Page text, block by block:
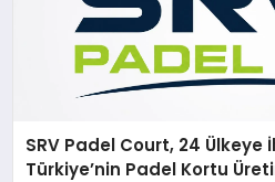
SRV Padel Court, 24
Türkiye’nin Padel Kortu